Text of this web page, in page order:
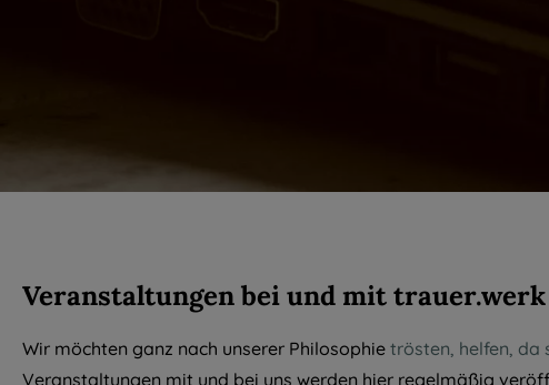
Veranstaltungen bei und mit trauer.werk
Wir möchten ganz nach unserer Philosophie trösten, helfen, da
Veranstaltungen mit und bei uns werden hier regelmäßig